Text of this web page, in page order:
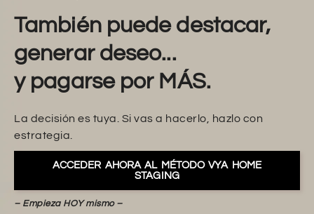
También puede destacar,
generar deseo...
y pagarse por MÁS.
La decisión es tuya. Si vas a hacerlo, hazlo con
estrategia.
ACCEDER AHORA AL MÉTODO VYA HOME
STAGING
– Empieza HOY mismo –